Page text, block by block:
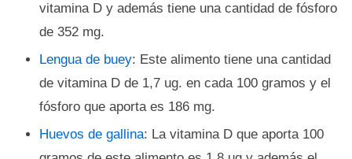
vitamina D y además tiene una cantidad de fósforo
de 352 mg.
Lengua de buey: Este alimento tiene una cantidad
de vitamina D de 1,7 ug. en cada 100 gramos y el
fósforo que aporta es 186 mg.
Huevos de gallina: La vitamina D que aporta 100